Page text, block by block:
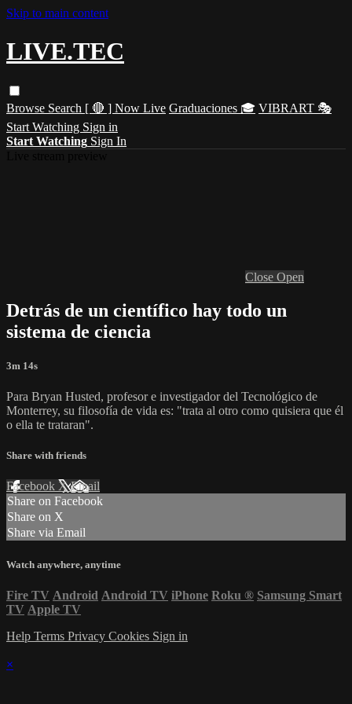
Skip to main content
LIVE.TEC
Browse Search [ 🔴 ] Now Live Graduaciones 🎓 VIBRART 🎭
Start Watching Sign in
Start Watching Sign In
Close Open
Detrás de un científico hay todo un
sistema de ciencia
3m 14s
Para Bryan Husted, profesor e investigador del Tecnológico de
Monterrey, su filosofía de vida es: "trata al otro como quisiera que él
o ella te trataran".
Share with friends
Facebook XEmail
Share on Facebook
Share on X
Share via Email
Watch anywhere, anytime
Fire TV Android Android TV iPhone Roku ® Samsung Smart
TV Apple TV
Help Terms Privacy Cookies Sign in
×